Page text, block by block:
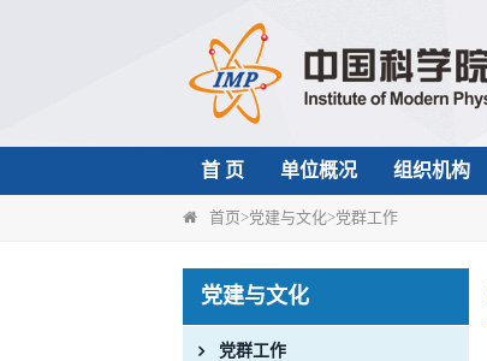
首 页 单位概况 组织机构
首页>党建与文化>党群工作
党建与文化
党群工作